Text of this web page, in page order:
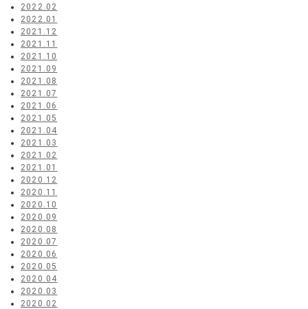
2022.02
2022.01
2021.12
2021.11
2021.10
2021.09
2021.08
2021.07
2021.06
2021.05
2021.04
2021.03
2021.02
2021.01
2020.12
2020.11
2020.10
2020.09
2020.08
2020.07
2020.06
2020.05
2020.04
2020.03
2020.02